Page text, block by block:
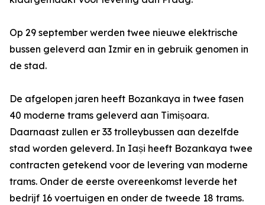
Op 29 september werden twee nieuwe elektrische
bussen geleverd aan Izmir en in gebruik genomen in
de stad.
De afgelopen jaren heeft Bozankaya in twee fasen
40 moderne trams geleverd aan Timișoara.
Daarnaast zullen er 33 trolleybussen aan dezelfde
stad worden geleverd. In Iași heeft Bozankaya twee
contracten getekend voor de levering van moderne
trams. Onder de eerste overeenkomst leverde het
bedrijf 16 voertuigen en onder de tweede 18 trams.